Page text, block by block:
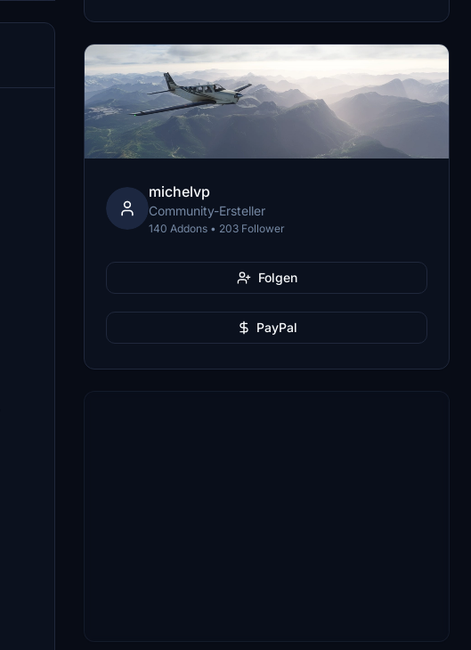
michelvp
Community-Ersteller
140 Addons • 203 Follower
Folgen
PayPal